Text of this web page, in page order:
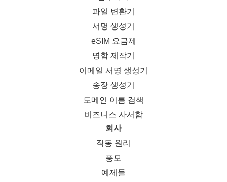
파일 변환기
서명 생성기
eSIM 요금제
명함 제작기
이메일 서명 생성기
송장 생성기
도메인 이름 검색
비즈니스 사서함
회사
작동 원리
풍모
예제들